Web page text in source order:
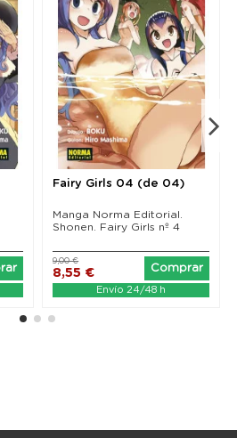
Fairy Girls 04 (de 04)
Manga Norma Editorial.
Shonen. Fairy Girls nº 4
8,55 €
9,00 €
Comprar
Envío 24/48 h